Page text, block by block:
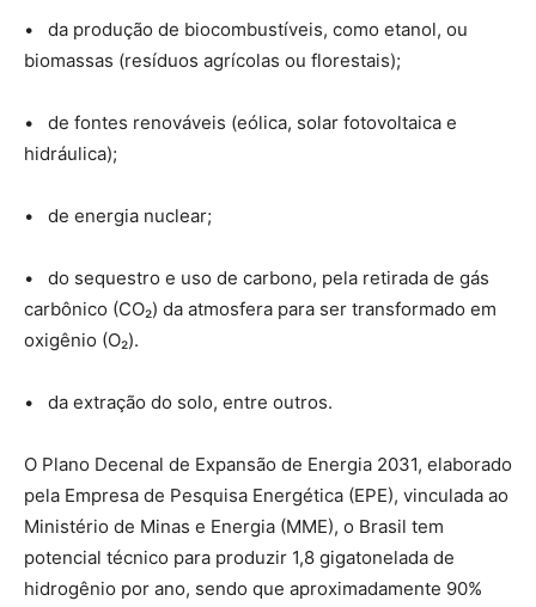
• da produção de biocombustíveis, como etanol, ou
biomassas (resíduos agrícolas ou florestais);
• de fontes renováveis (eólica, solar fotovoltaica e
hidráulica);
• de energia nuclear;
• do sequestro e uso de carbono, pela retirada de gás
carbônico (CO₂) da atmosfera para ser transformado em
oxigênio (O₂).
• da extração do solo, entre outros.
O Plano Decenal de Expansão de Energia 2031, elaborado
pela Empresa de Pesquisa Energética (EPE), vinculada ao
Ministério de Minas e Energia (MME), o Brasil tem
potencial técnico para produzir 1,8 gigatonelada de
hidrogênio por ano, sendo que aproximadamente 90%